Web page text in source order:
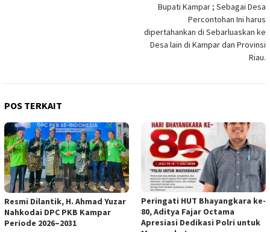
Bupati Kampar ; Sebagai Desa
Percontohan Ini harus
dipertahankan di Sebarluaskan ke
Desa lain di Kampar dan Provinsi
Riau.
POS TERKAIT
Resmi Dilantik, H. Ahmad Yuzar
Nahkodai DPC PKB Kampar
Periode 2026–2031
Peringati HUT Bhayangkara ke-
80, Aditya Fajar Octama
Apresiasi Dedikasi Polri untuk